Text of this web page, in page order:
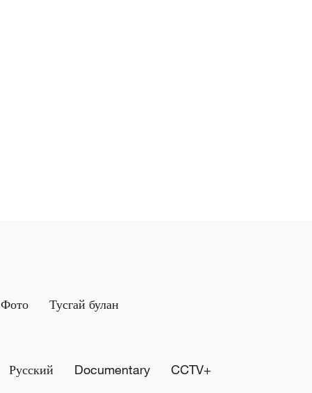
Фото Тусгай булан
Русский Documentary CCTV+